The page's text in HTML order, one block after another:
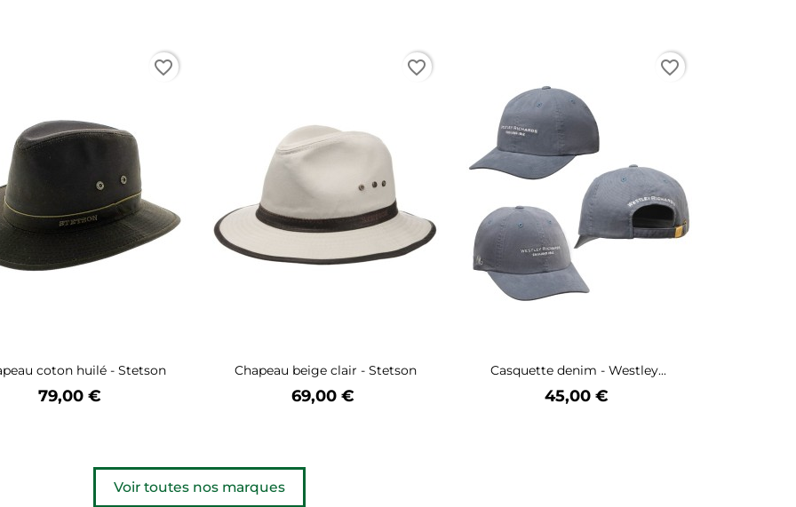
coton huilé - Stetson
Prix
79,00 €
favorite_border
Chapeau beige clair - Stetson
Prix
69,00 €
favorite_border
Casquette denim - Westley...
Prix
45,00 €
favorite_border
Voir toutes nos marques